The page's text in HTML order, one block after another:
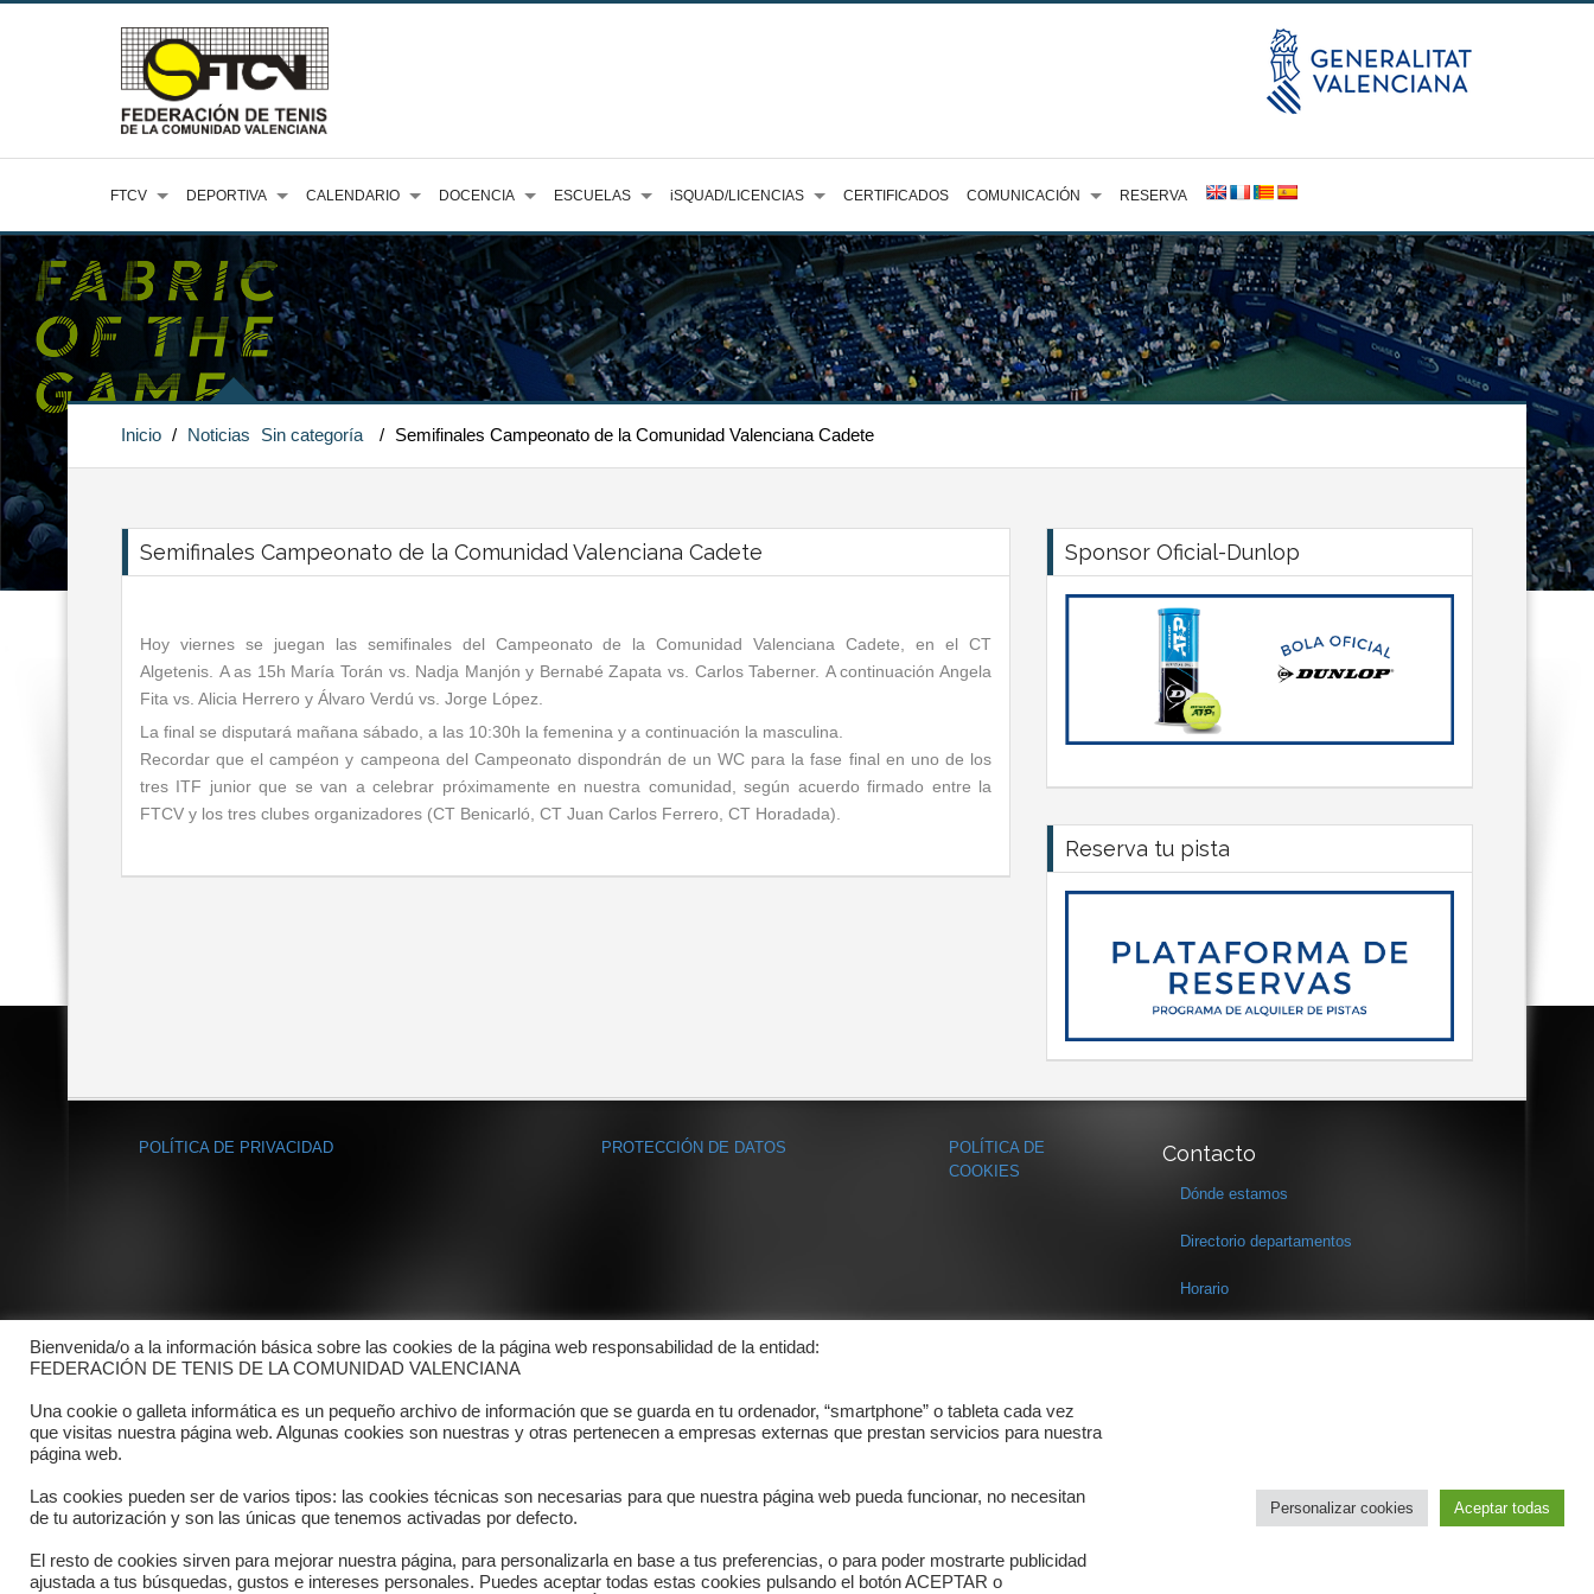
FTCV DEPORTIVA CALENDARIO DOCENCIA ESCUELAS iSQUAD/LICENCIAS CERTIFICADOS COMUNICACIÓN RESERVA
Inicio / Noticias Sin categoría / Semifinales Campeonato de la Comunidad Valenciana Cadete
Semifinales Campeonato de la Comunidad Valenciana Cadete
Hoy viernes se juegan las semifinales del Campeonato de la Comunidad Valenciana Cadete, en el CT
Algetenis. A as 15h María Torán vs. Nadja Manjón y Bernabé Zapata vs. Carlos Taberner. A continuación Angela
Fita vs. Alicia Herrero y Álvaro Verdú vs. Jorge López.
La final se disputará mañana sábado, a las 10:30h la femenina y a continuación la masculina.
Recordar que el campéon y campeona del Campeonato dispondrán de un WC para la fase final en uno de los
tres ITF junior que se van a celebrar próximamente en nuestra comunidad, según acuerdo firmado entre la
FTCV y los tres clubes organizadores (CT Benicarló, CT Juan Carlos Ferrero, CT Horadada).
Sponsor Oficial-Dunlop
Reserva tu pista
POLÍTICA DE PRIVACIDAD PROTECCIÓN DE DATOS
POLÍTICA DE
COOKIES
Contacto
Dónde estamos
Directorio departamentos
Horario
Copyright © 2025 FTCV
Bienvenida/o a la información básica sobre las cookies de la página web responsabilidad de la entidad:
FEDERACIÓN DE TENIS DE LA COMUNIDAD VALENCIANA
Una cookie o galleta informática es un pequeño archivo de información que se guarda en tu ordenador, “smartphone” o tableta cada vez
que visitas nuestra página web. Algunas cookies son nuestras y otras pertenecen a empresas externas que prestan servicios para nuestra
página web.
Las cookies pueden ser de varios tipos: las cookies técnicas son necesarias para que nuestra página web pueda funcionar, no necesitan
de tu autorización y son las únicas que tenemos activadas por defecto.
El resto de cookies sirven para mejorar nuestra página, para personalizarla en base a tus preferencias, o para poder mostrarte publicidad
ajustada a tus búsquedas, gustos e intereses personales. Puedes aceptar todas estas cookies pulsando el botón ACEPTAR o
Personalizar cookies Aceptar todas